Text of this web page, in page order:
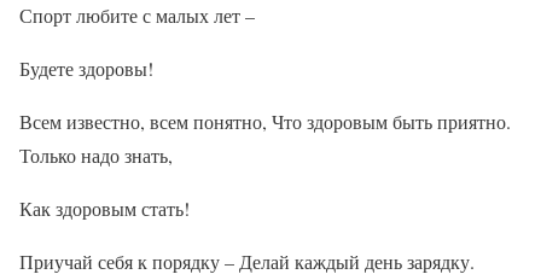
Спорт любите с малых лет –
Будете здоровы!
Всем известно, всем понятно, Что здоровым быть приятно.
Только надо знать,
Как здоровым стать!
Приучай себя к порядку – Делай каждый день зарядку.